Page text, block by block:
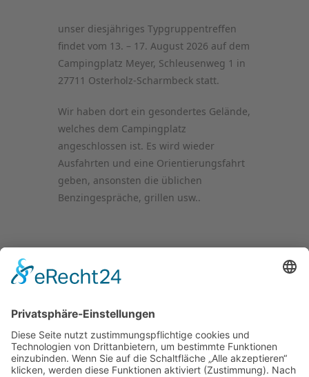
unser diesjähriges Typgruppentreffen
findet vom 13. – 17. August 2026 auf dem
Campingplatz Meyer, Schleusenweg 1 in
27711 Osterholz-Scharmbeck statt.
Wir haben dort ein gesondertes Gelände,
welches dem Campingplatz
angeschlossen ist. Es wird wieder
Ausfahrten und eine Orientierungsfahrt
geben, ansonsten die üblichen
Benzingespräche, grillen usw..
Kontakt
Impressum
Mitgliederbereich
Facebook
Instagram
Umsetzung:DOUBLE-A-DESIGN